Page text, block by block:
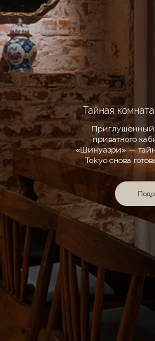
Тайная
Приглушенный
приватного
«Шинуазри» —
Tokyo снова
Рестораны